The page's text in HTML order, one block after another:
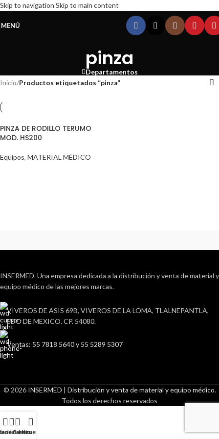
Skip to navigation Skip to main content
MENÚ
pinza
Departamentos
Inicio/Productos etiquetados “pinza”
PINZA DE RODILLO TERUMO
MOD. HS200
Equipos, MATERIAL MÉDICO
INSERMED. Una empresa dedicada a la distribución y venta de material y
equipo médico de las mejores marcas.
VIVEROS DE ASIS 69B, VIVEROS DE LA LOMA, TLALNEPANTLA,
EDO DE MEXICO. CP. 54080.
Ventas: 55 7818 5640 y 55 5289 5307
© 2026 INSERMED | Distribución y venta de material y equipo médico.
Todos los derechos reservados
de deseos
Carrito
Mi cuenta